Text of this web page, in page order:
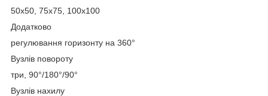
50х50, 75х75, 100х100
Додатково
регулювання горизонту на 360°
Вузлів повороту
три, 90°/180°/90°
Вузлів нахилу